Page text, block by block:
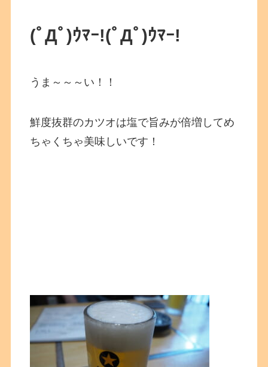
(ﾟДﾟ)ｳﾏｰ!(ﾟДﾟ)ｳﾏｰ!
うま～～～い！！
鮮度抜群のカツオは塩で旨みが倍増してめ
ちゃくちゃ美味しいです！